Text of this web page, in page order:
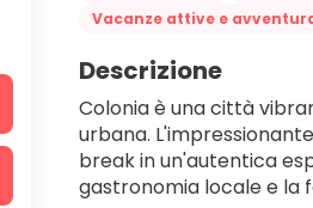
Vacanze attive e
Descrizione
Colonia è una città
urbana.
break in un'autentica
gastronomia locale e la